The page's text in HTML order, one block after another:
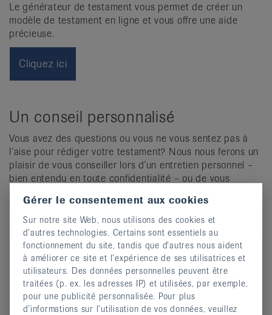
Le générateur de testament vous permet de créer un
modèle de testament en ligne et vous offre une aide
précieuse.
Cliquez ici
Un conseil personnalisé
Vous avez des questions ou vous ne vous sentez pas à
l’aise pour rédiger votre testament? Nous nous ferons un
plaisir de vous conseiller lors d’un entretien personnel –
bien entendu en toute confidentialité – ou de vous
envoyer de plus amples informations sur la Ligue suisse
contre le rhumatisme et ses prestations.
Convenir d’un rendez-vous:
Gérer le consentement aux cookies
Sur notre site Web, nous utilisons des cookies et
d’autres technologies. Certains sont essentiels au
fonctionnement du site, tandis que d’autres nous aident
à améliorer ce site et l’expérience de ses utilisatrices et
utilisateurs. Des données personnelles peuvent être
traitées (p. ex. les adresses IP) et utilisées, par exemple,
pour une publicité personnalisée. Pour plus
d’informations sur l’utilisation de vos données, veuillez